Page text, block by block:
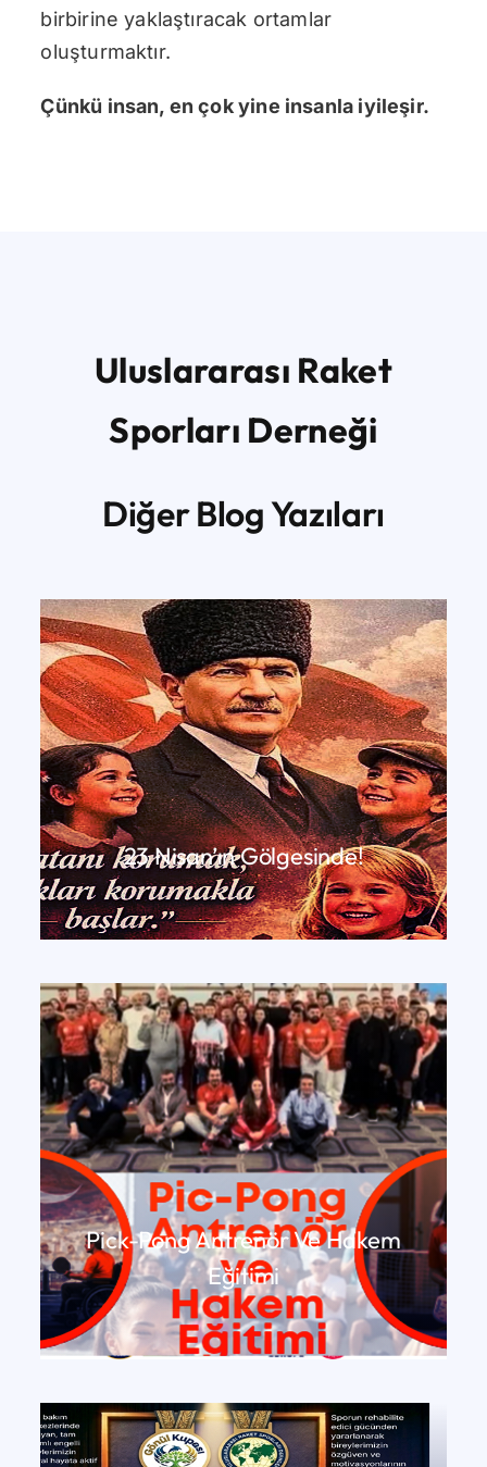
birbirine yaklaştıracak ortamlar
oluşturmaktır.
Çünkü insan, en çok yine insanla iyileşir.
Uluslararası Raket
Sporları Derneği
Diğer Blog Yazıları
23 Nisan’ın Gölgesinde!
DEVAMINI OKU
Pick-Pong Antrenör Ve Hakem
Eğitimi
DEVAMINI OKU